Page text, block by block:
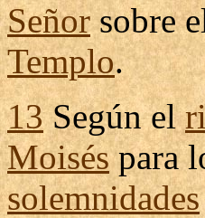
Señorsobre
Templo.
13Según el
Moiséspara
solemnidades